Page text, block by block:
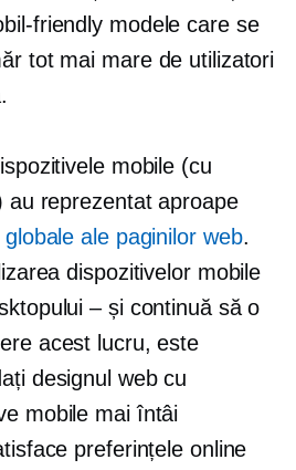
friendly modele care se
tot mai mare de utilizatori
mobile (cu
au reprezentat aproape
ale paginilor web.
dispozitivelor mobile
– și continuă să o
acest lucru, este
designul web cu
mobile mai întâi
preferințele online